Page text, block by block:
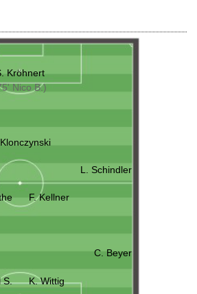
Kröhnert
Nico B.)
L. Schindler
F. Kellner
C. Beyer
S. K. Wittig